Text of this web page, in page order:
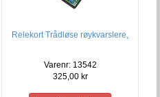
Relekort Trådløse røykvarslere,
Varenr: 13542
325,00 kr